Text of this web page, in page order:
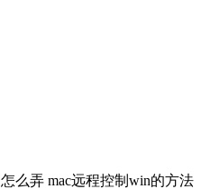
么弄 mac远程控制win的方法